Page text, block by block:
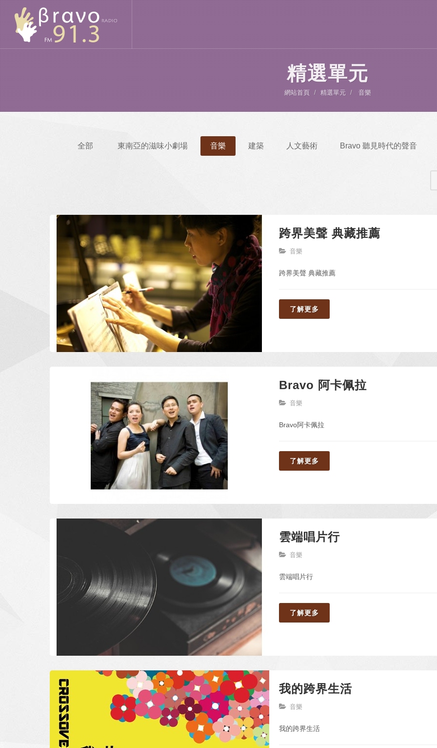
精選單元
網站首頁 精選單元 音樂
全部 東南亞的滋味小劇場 音樂 建築 人文藝術 Bravo 聽見時代的聲音
跨界美聲 典藏推薦
音樂
跨界美聲 典藏推薦
了解更多
Bravo 阿卡佩拉
音樂
Bravo阿卡佩拉
了解更多
雲端唱片行
音樂
雲端唱片行
了解更多
我的跨界生活
音樂
我的跨界生活